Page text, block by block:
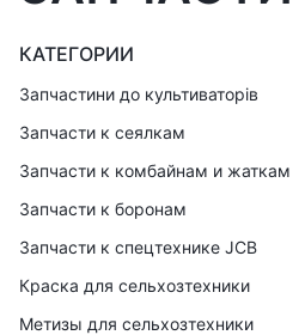
КАТЕГОРИИ
Запчастини до культиваторів
Запчасти к сеялкам
Запчасти к комбайнам и жаткам
Запчасти к боронам
Запчасти к спецтехнике JCB
Краска для сельхозтехники
Метизы для сельхозтехники